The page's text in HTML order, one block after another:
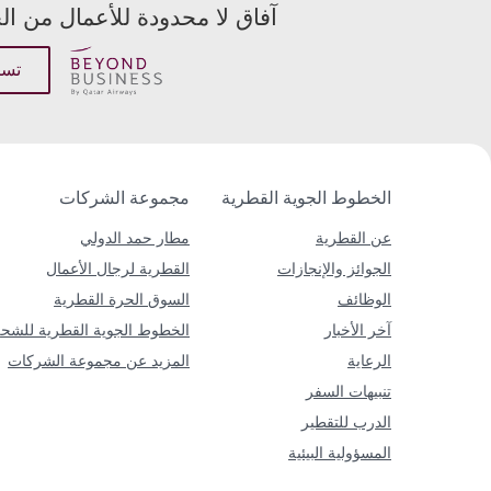
عنوان البريد
آفاق لا محدودة للأعمال من
الخطوط الجوية القطرية مجموعة الشركات
عن القطرية
الجوائز والإنجازات
الوظائف
آخر الأخبار
الرعاية
تنبيهات السفر
الدرب للتقطير
المسؤولية البيئية
مطار حمد الدولي
القطرية لرجال الأعمال
السوق الحرة القطرية
الخطوط الجوية القطرية
المزيد عن مجموعة الشركات